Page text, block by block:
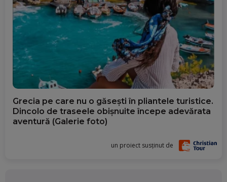
Grecia pe care nu o găsești în pliantele turistice.
Dincolo de traseele obișnuite începe adevărata
aventură (Galerie foto)
un proiect susținut de